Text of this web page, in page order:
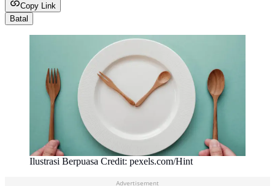
Copy Link
Batal
Ilustrasi Berpuasa Credit: pexels.com/Hint